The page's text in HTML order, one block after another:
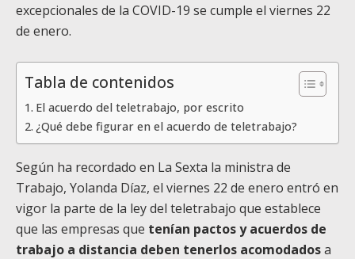
excepcionales de la COVID-19 se cumple el viernes 22
de enero.
Tabla de contenidos
El acuerdo del teletrabajo, por escrito
¿Qué debe figurar en el acuerdo de teletrabajo?
Según ha recordado en La Sexta la ministra de
Trabajo, Yolanda Díaz, el viernes 22 de enero entró en
vigor la parte de la ley del teletrabajo que establece
que las empresas que tenían pactos y acuerdos de
trabajo a distancia deben tenerlos acomodadosa